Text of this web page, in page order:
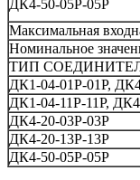
ДК4-50-05Р-05Р
Максимальная
Номинальное
ТИП
ДК1-04-01Р-01Р,
ДК1-04-11Р-11Р,
ДК4-20-03Р-03Р
ДК4-20-13Р-13Р
ДК4-50-05Р-05Р